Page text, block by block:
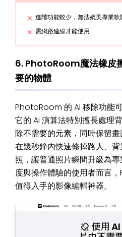
進階功能較少，無法媲美專業軟
需網路連線才能使用
6. PhotoRoom魔法橡皮
要的物體
PhotoRoom 的 AI 移除功能
它的 AI 演算法特別擅長處理
除不需要的元素，同時保留
在幾秒鐘內快速修掉路人、
照，讓普通照片瞬間升級為
度與操作體驗的使用者而言
值得入手的影像編輯神器。